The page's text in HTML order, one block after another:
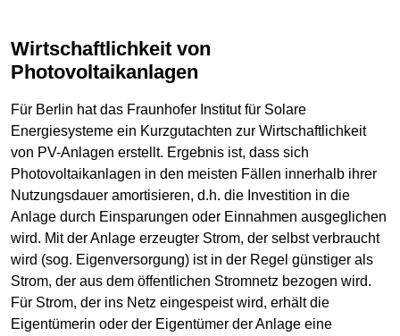
Wirtschaftlichkeit von
Photovoltaikanlagen
Für Berlin hat das Fraunhofer Institut für Solare
Energiesysteme ein Kurzgutachten zur Wirtschaftlichkeit
von PV-Anlagen erstellt. Ergebnis ist, dass sich
Photovoltaikanlagen in den meisten Fällen innerhalb ihrer
Nutzungsdauer amortisieren, d.h. die Investition in die
Anlage durch Einsparungen oder Einnahmen ausgeglichen
wird. Mit der Anlage erzeugter Strom, der selbst verbraucht
wird (sog. Eigenversorgung) ist in der Regel günstiger als
Strom, der aus dem öffentlichen Stromnetz bezogen wird.
Für Strom, der ins Netz eingespeist wird, erhält die
Eigentümerin oder der Eigentümer der Anlage eine